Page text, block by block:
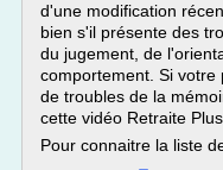
d'une modification
bien s'il présente des
du jugement, de
comportement. Si votre
de troubles de la
cette vidéo Retraite
Pour connaitre la liste